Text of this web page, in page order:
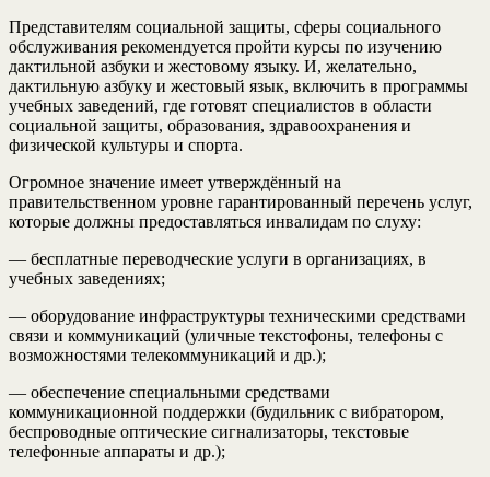
Представителям социальной защиты, сферы социального
обслуживания рекомендуется пройти курсы по изучению
дактильной азбуки и жестовому языку. И, желательно,
дактильную азбуку и жестовый язык, включить в программы
учебных заведений, где готовят специалистов в области
социальной защиты, образования, здравоохранения и
физической культуры и спорта.
Огромное значение имеет утверждённый на
правительственном уровне гарантированный перечень услуг,
которые должны предоставляться инвалидам по слуху:
— бесплатные переводческие услуги в организациях, в
учебных заведениях;
— оборудование инфраструктуры техническими средствами
связи и коммуникаций (уличные текстофоны, телефоны с
возможностями телекоммуникаций и др.);
— обеспечение специальными средствами
коммуникационной поддержки (будильник с вибратором,
беспроводные оптические сигнализаторы, текстовые
телефонные аппараты и др.);